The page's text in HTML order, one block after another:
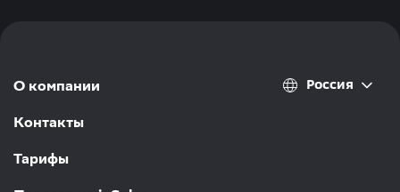
О компании
Контакты
Тарифы
Россия